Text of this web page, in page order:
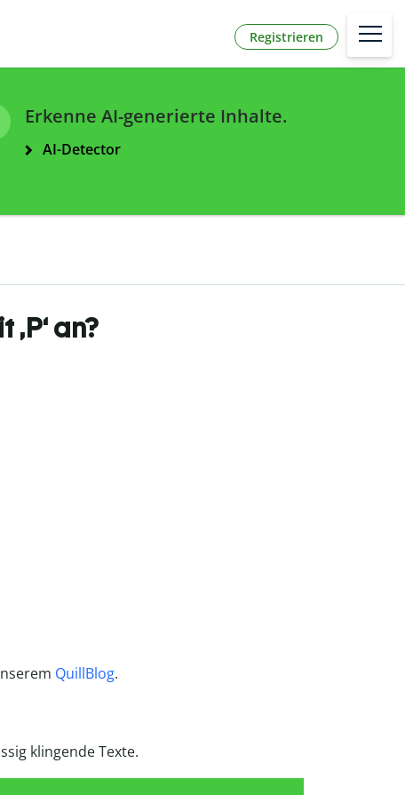
Registrieren
Erkenne AI-generierte Inhalte.
AI-Detector
an?
QuillBlog.
klingende Texte.